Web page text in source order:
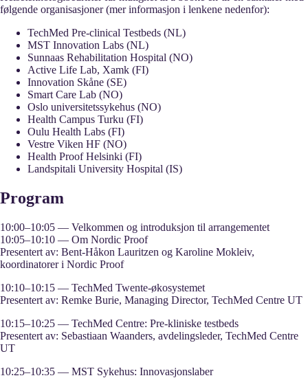
følgende organisasjoner (mer informasjon i lenkene nedenfor):
TechMed Pre‑clinical Testbeds (NL)
MST Innovation Labs (NL)
Sunnaas Rehabilitation Hospital (NO)
Active Life Lab, Xamk (FI)
Innovation Skåne (SE)
Smart Care Lab (NO)
Oslo universitetssykehus (NO)
Health Campus Turku (FI)
Oulu Health Labs (FI)
Vestre Viken HF (NO)
Health Proof Helsinki (FI)
Landspitali University Hospital (IS)
Program
10:00–10:05 — Velkommen og introduksjon til arrangementet
10:05–10:10 — Om Nordic Proof
Presentert av: Bent-Håkon Lauritzen og Karoline Mokleiv,
koordinatorer i Nordic Proof
10:10–10:15 — TechMed Twente‑økosystemet
Presentert av: Remke Burie, Managing Director, TechMed Centre UT
10:15–10:25 — TechMed Centre: Pre‑kliniske testbeds
Presentert av: Sebastiaan Waanders, avdelingsleder, TechMed Centre
UT
10:25–10:35 — MST Sykehus: Innovasjonslaber